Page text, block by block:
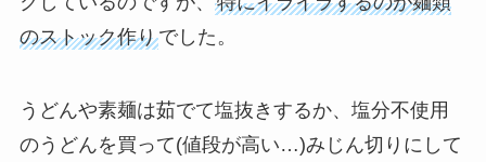
のストック作りでした。
うどんや素麺は茹でて塩抜きするか、塩分不使用
のうどんを買って(値段が高い…)みじん切りにして